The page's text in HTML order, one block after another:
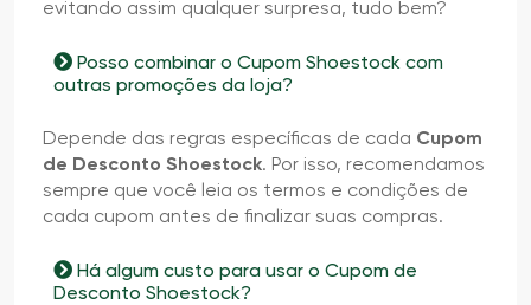
evitando assim qualquer surpresa, tudo bem?
Posso combinar o Cupom Shoestock com
outras promoções da loja?
Depende das regras específicas de cada Cupom
de Desconto Shoestock. Por isso, recomendamos
sempre que você leia os termos e condições de
cada cupom antes de finalizar suas compras.
Há algum custo para usar o Cupom de
Desconto Shoestock?